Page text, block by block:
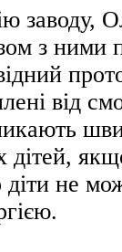
заводу,
з ними
від
дітей,
не